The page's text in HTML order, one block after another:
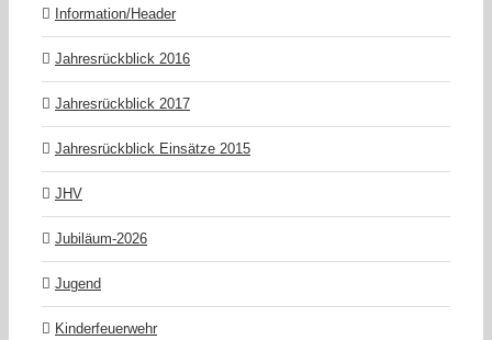
Information/Header
Jahresrückblick 2016
Jahresrückblick 2017
Jahresrückblick Einsätze 2015
JHV
Jubiläum-2026
Jugend
Kinderfeuerwehr